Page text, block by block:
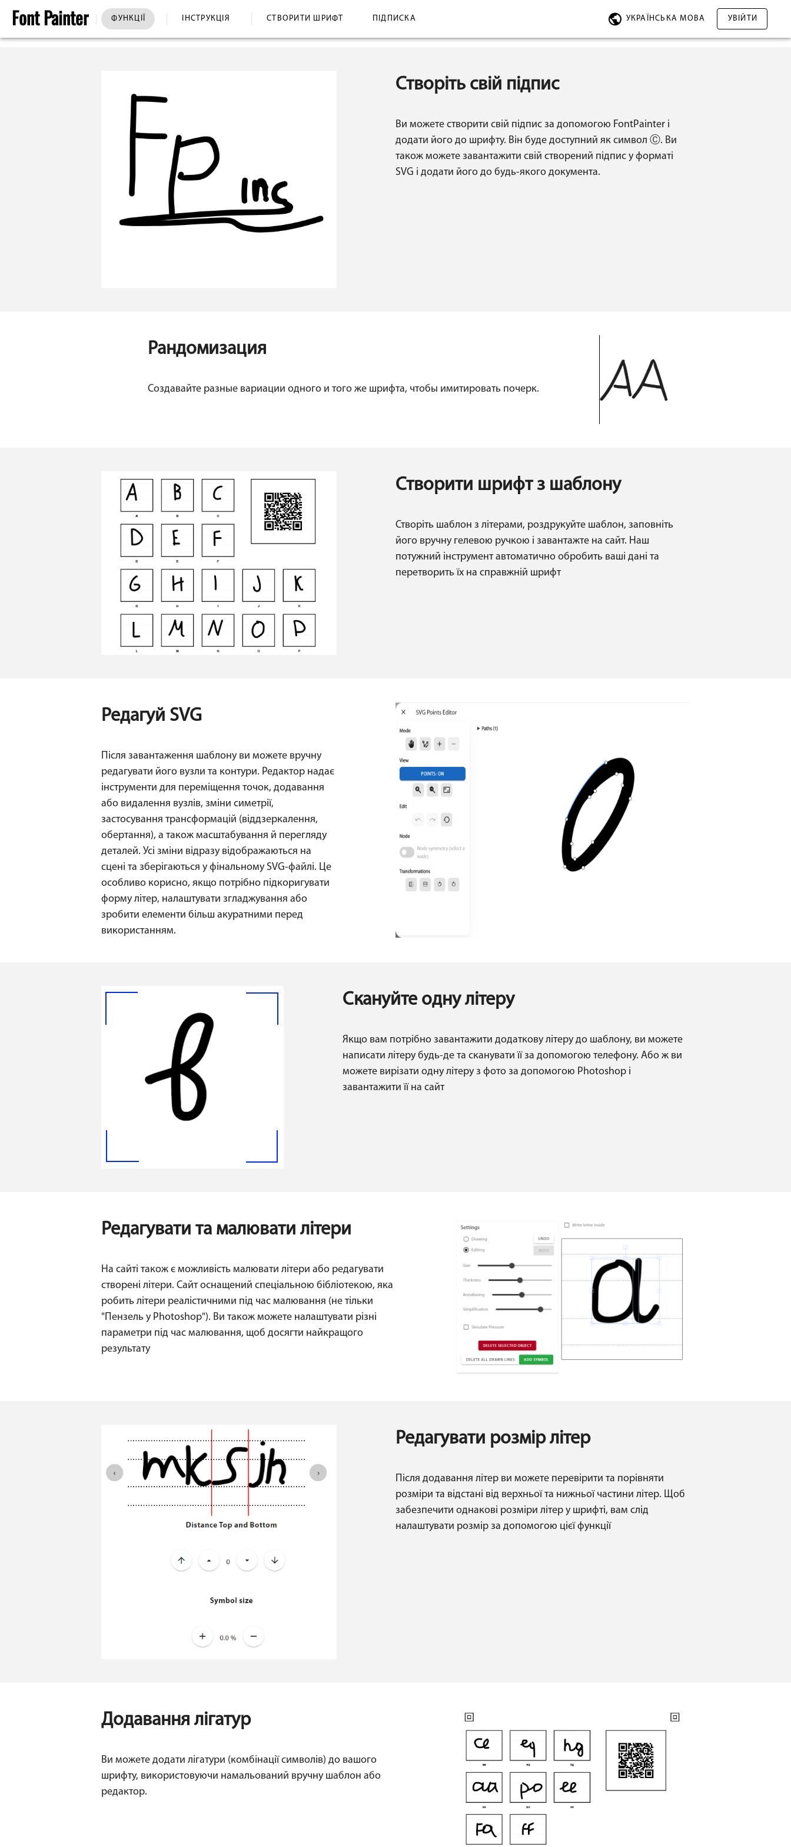
FontPainter ФУНКЦІЇ ІНСТРУКЦІЯ СТВОРИТИ ШРИФТ ПІДПИСКА УКРАЇНСЬКА МОВА УВІЙТИ
Створіть свій підпис
Ви можете створити свій підпис за допомогою FontPainter і
додати його до шрифту. Він буде доступний як символ Ⓒ. Ви
також можете завантажити свій створений підпис у форматі
SVG і додати його до будь-якого документа.
Рандомизация
Создавайте разные вариации одного и того же шрифта, чтобы имитировать почерк.
Створити шрифт з шаблону
Створіть шаблон з літерами, роздрукуйте шаблон, заповніть
його вручну гелевою ручкою і завантажте на сайт. Наш
потужний інструмент автоматично обробить ваші дані та
перетворить їх на справжній шрифт
Редагуй SVG
Після завантаження шаблону ви можете вручну
редагувати його вузли та контури. Редактор надає
інструменти для переміщення точок, додавання
або видалення вузлів, зміни симетрії,
застосування трансформацій (віддзеркалення,
обертання), а також масштабування й перегляду
деталей. Усі зміни відразу відображаються на
сцені та зберігаються у фінальному SVG-файлі. Це
особливо корисно, якщо потрібно підкоригувати
форму літер, налаштувати згладжування або
зробити елементи більш акуратними перед
використанням.
Скануйте одну літеру
Якщо вам потрібно завантажити додаткову літеру до шаблону, ви можете
написати літеру будь-де та сканувати її за допомогою телефону. Або ж ви
можете вирізати одну літеру з фото за допомогою Photoshop і
завантажити її на сайт
Редагувати та малювати літери
На сайті також є можливість малювати літери або редагувати
створені літери. Сайт оснащений спеціальною бібліотекою, яка
робить літери реалістичними під час малювання (не тільки
"Пензель у Photoshop"). Ви також можете налаштувати різні
параметри під час малювання, щоб досягти найкращого
результату
Редагувати розмір літер
Після додавання літер ви можете перевірити та порівняти
розміри та відстані від верхньої та нижньої частини літер. Щоб
забезпечити однакові розміри літер у шрифті, вам слід
налаштувати розмір за допомогою цієї функції
Додавання лігатур
Ви можете додати лігатури (комбінації символів) до вашого
шрифту, використовуючи намальований вручну шаблон або
редактор.